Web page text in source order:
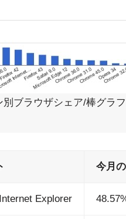
別ブラウザシェア/棒グラ
今月
Explorer